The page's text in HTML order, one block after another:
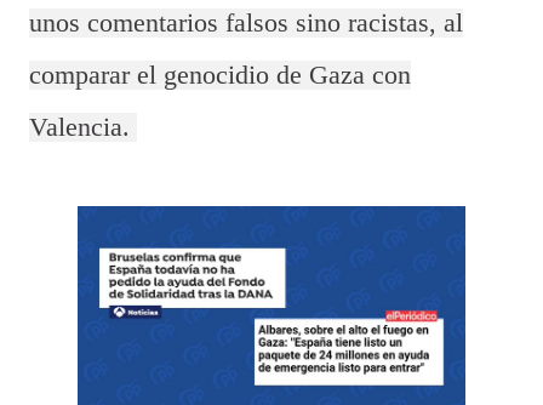
unos comentarios falsos sino racistas, al
comparar el genocidio de Gaza con
Valencia.